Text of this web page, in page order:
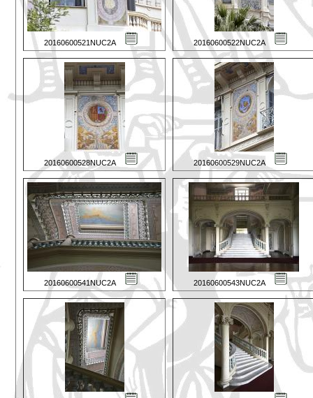
20160600521NUC2A 20160600522NUC2A
20160600528NUC2A 20160600529NUC2A
20160600541NUC2A 20160600543NUC2A